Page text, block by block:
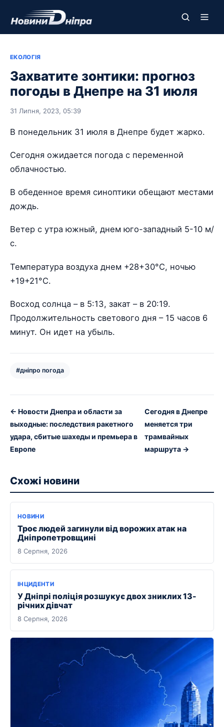
ЕКОЛОГІЯ
Захватите зонтики: прогноз
погоды в Днепре на 31 июля
31 Липня, 2023, 05:39
В понедельник 31 июля в Днепре будет жарко.
Сегодня ожидается погода с переменной
облачностью.
В обеденное время синоптики обещают местами
дождь.
Ветер с утра южный, днем юго-западный 5-10 м/
с.
Температура воздуха днем +28+30°С, ночью
+19+21°С.
Восход солнца – в 5:13, закат – в 20:19.
Продолжительность светового дня – 15 часов 6
минут. Он идет на убыль.
#дніпро погода
← Новости Днепра и области за
выходные: последствия ракетного
удара, сбитые шахеды и премьера в
Европе
Сегодня в Днепре
меняется три
трамвайных
маршрута →
Схожі новини
НОВИНИ
Троє людей загинули від ворожих атак на
Дніпропетровщині
8 Серпня, 2026
ІНЦИДЕНТИ
У Дніпрі поліція розшукує двох зниклих 13-
річних дівчат
8 Серпня, 2026